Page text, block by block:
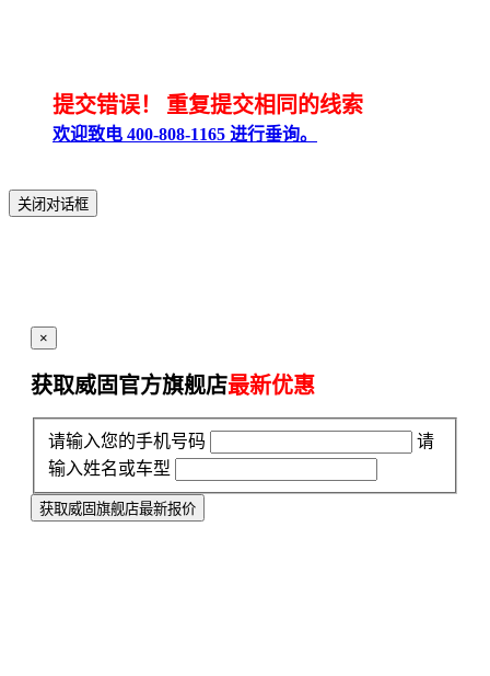
提交错误！ 重复提交相同的线索
欢迎致电 400-808-1165 进行垂询。
关闭对话框
×
获取威固官方旗舰店最新优惠
请输入您的手机号码
请
输入姓名或车型
获取威固旗舰店最新报价